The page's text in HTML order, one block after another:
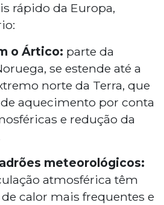
rápido da Europa,
o Ártico: parte da
se estende até a
norte da Terra, que
aquecimento por conta
e redução da
meteorológicos:
atmosférica têm
calor mais frequentes e